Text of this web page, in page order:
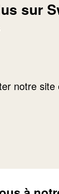
sur
notre site